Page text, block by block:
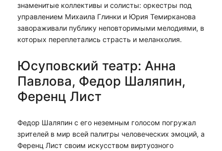
знаменитые коллективы и солисты: оркестры под
управлением Михаила Глинки и Юрия Темирканова
завораживали публику неповторимыми мелодиями, в
которых переплетались страсть и меланхолия.
Юсуповский театр: Анна
Павлова, Федор Шаляпин,
Ференц Лист
Федор Шаляпин с его неземным голосом погружал
зрителей в мир всей палитры человеческих эмоций, а
Ференц Лист своим искусством виртуозного